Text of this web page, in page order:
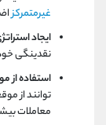
غیرمتمرکز
ایجاد
نقدینگی
استفاده از
توانند از
معاملات